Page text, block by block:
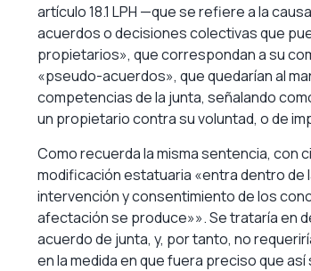
artículo 18.1 LPH —que se refiere a la
acuerdos o decisiones colectivas que
propietarios», que correspondan a su
«pseudo-acuerdos», que quedarían al
competencias de la junta, señalando
un propietario contra su voluntad, o de
Como recuerda la misma sentencia, con
modificación estatuaria «entra dentro de
intervención y consentimiento de los
afectación se produce»». Se trataría en
acuerdo de junta, y, por tanto, no
en la medida en que fuera preciso que